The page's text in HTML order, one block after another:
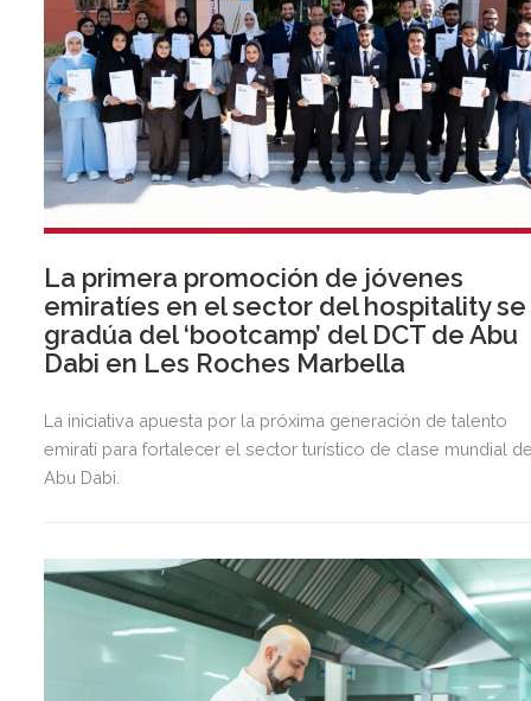
La primera promoción de jóvenes
emiratíes en el sector del hospitality se
gradúa del ‘bootcamp’ del DCT de Abu
Dabi en Les Roches Marbella
La iniciativa apuesta por la próxima generación de talento
emiratí para fortalecer el sector turístico de clase mundial
Abu Dabi.